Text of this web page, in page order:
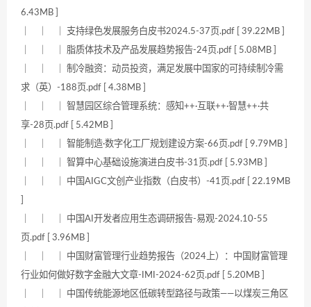
6.43MB ]
｜ ｜ ｜ 支持绿色发展服务白皮书2024.5-37页.pdf [ 39.22MB ]
｜ ｜ ｜ 脂质体技术及产品发展趋势报告-24页.pdf [ 5.08MB ]
｜ ｜ ｜ 制冷融资：动员投资，满足发展中国家的可持续制冷需
求（英）-188页.pdf [ 4.38MB ]
｜ ｜ ｜ 智慧园区综合管理系统：感知++·互联++·智慧++·共
享-28页.pdf [ 5.42MB ]
｜ ｜ ｜ 智能制造·数字化工厂规划建设方案-66页.pdf [ 9.79MB ]
｜ ｜ ｜ 智算中心基础设施演进白皮书-31页.pdf [ 5.93MB ]
｜ ｜ ｜ 中国AIGC文创产业指数（白皮书）-41页.pdf [ 22.19MB
｜ ｜ ｜ 中国AI开发者应用生态调研报告-易观-2024.10-55
页.pdf [ 3.96MB ]
｜ ｜ ｜ 中国财富管理行业趋势报告（2024上）：中国财富管理
行业如何做好数字金融大文章-IMI-2024-62页.pdf [ 5.20MB ]
｜ ｜ ｜ 中国传统能源地区低碳转型路径与政策——以煤炭三角区